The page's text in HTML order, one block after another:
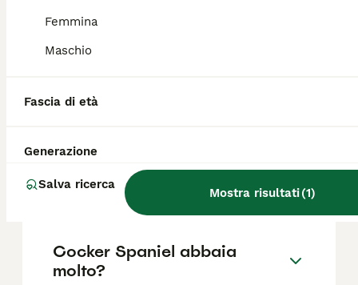
Femmina
Maschio
Fascia di età
Generazione
Salva ricerca
Mostra risultati(1)
cocker?
Il costo medio di un cucciolo di Cocker di
come il pedigree, la reputazione
Quali sono i difetti del
cocker?
Cocker Spaniel abbaia
molto?